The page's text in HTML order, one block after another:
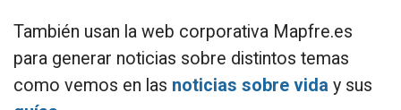
También usan la web corporativa Mapfre.es
para generar noticias sobre distintos temas
como vemos en las noticias sobre vida y sus